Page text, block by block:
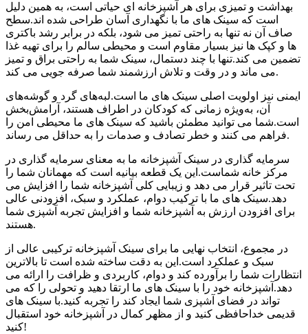
بهداشت و تمیزی برای هر آشپزخانه ای حیاتی است، به همین دلیل
است که سینک های ما با نگهداری آسان طراحی شده اند.سطح
صاف آن نه تنها به راحتی تمیز می شود، بلکه در برابر رشد باکتری
ها و کپک ها نیز بسیار مقاوم است و محیطی سالم را برای تهیه غذا
تضمین می کند.تنها با چند دستمال، سینک شما به راحتی براق و تمیز
می ماند و در وقت و تلاش ارزشمند شما صرفه جویی می کند.
ایمنی نیز اولویت اصلی سینک های ما است.لبه‌های گرد و گوشه‌های
آن، به‌ویژه زمانی که کودکان در اطراف هستند، آرامش‌بخش
است.شما می توانید مطمئن باشید که سینک های ما محیطی امن را
فراهم می کنند و خطر تصادف و صدمات را به حداقل می رساند.
سرمایه گذاری در سینک آشپزخانه ما به معنای سرمایه گذاری در
مرکز خانه شماست.این یک قطعه بیانیه است که مهمانان شما را
تحت تاثیر قرار می دهد و زیبایی کلی آشپزخانه شما را افزایش می
دهد.سینک های ما با ترکیب دوام، عملکرد و سبک، افزودنی عالی
برای افزودن ارزش به آشپزخانه شما و افزایش تجربه آشپزی شما
هستند.
در مجموع، انتخاب نهایی ما برای سینک آشپزخانه ترکیبی عالی از
سبک و عملکرد است.این به دقت ساخته شده است تا بالاترین
انتظارات شما را برآورده کند و دوام، کاربردی و ظرافت را ارائه می
دهد.آشپزخانه خود را با سینک های ما ارتقا دهید و تحولی را که می
تواند در فضای آشپزی شما ایجاد کند را تجربه کنید.با سینک های
قدیمی خداحافظی کنید و از مظهر کمال در آشپزخانه خود استقبال
کنید!